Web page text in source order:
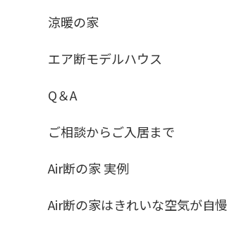
涼暖の家
エア断モデルハウス
Q＆A
ご相談からご入居まで
Air断の家 実例
Air断の家はきれいな空気が自慢